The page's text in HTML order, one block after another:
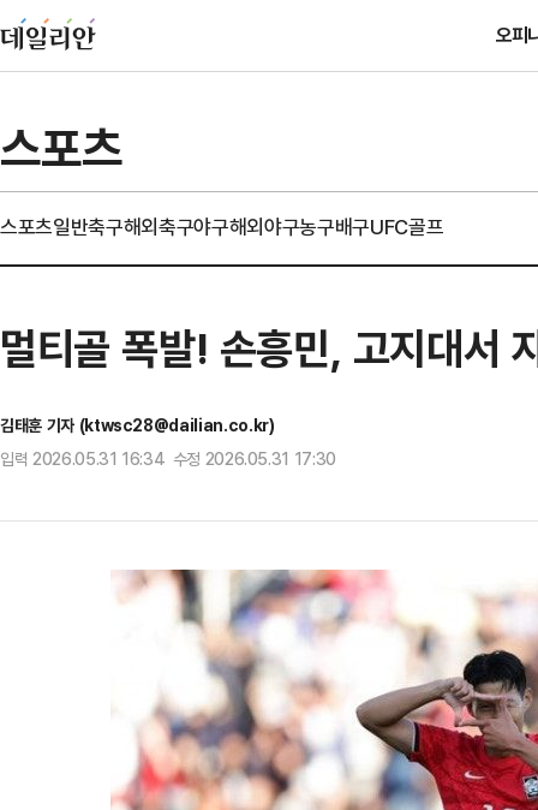
오피
스포츠
스포츠일반축구해외축구야구해외야구농구배구UFC골프
멀티골 폭발! 손흥민, 고지대서
김태훈 기자 (ktwsc28@dailian.co.kr)
입력 2026.05.31 16:34 수정 2026.05.31 17:30